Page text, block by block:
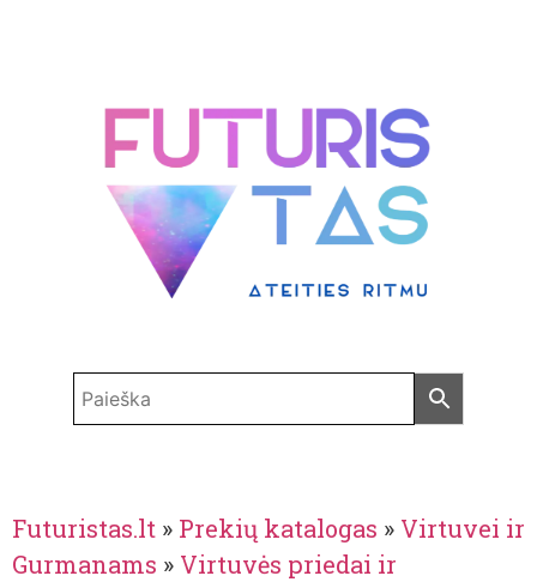
Futuristas.lt » Prekių katalogas » Virtuvei ir
Gurmanams » Virtuvės priedai ir